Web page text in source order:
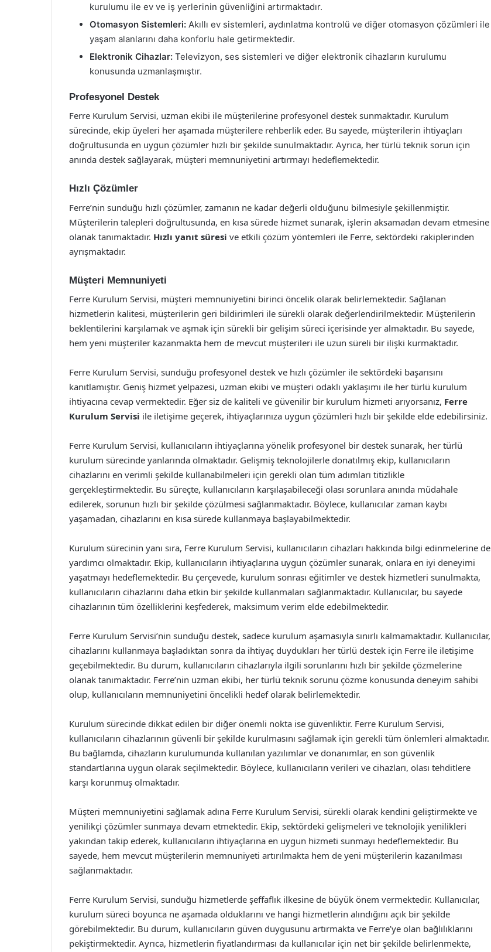
kurulumu ile ev ve iş yerlerinin güvenliğini artırmaktadır.
Otomasyon Sistemleri: Akıllı ev sistemleri, aydınlatma kontrolü ve diğer otomasyon çözümleri ile
yaşam alanlarını daha konforlu hale getirmektedir.
Elektronik Cihazlar: Televizyon, ses sistemleri ve diğer elektronik cihazların kurulumu
konusunda uzmanlaşmıştır.
Profesyonel Destek
Ferre Kurulum Servisi, uzman ekibi ile müşterilerine profesyonel destek sunmaktadır. Kurulum
sürecinde, ekip üyeleri her aşamada müşterilere rehberlik eder. Bu sayede, müşterilerin ihtiyaçları
doğrultusunda en uygun çözümler hızlı bir şekilde sunulmaktadır. Ayrıca, her türlü teknik sorun için
anında destek sağlayarak, müşteri memnuniyetini artırmayı hedeflemektedir.
Hızlı Çözümler
Ferre’nin sunduğu hızlı çözümler, zamanın ne kadar değerli olduğunu bilmesiyle şekillenmiştir.
Müşterilerin talepleri doğrultusunda, en kısa sürede hizmet sunarak, işlerin aksamadan devam etmesine
olanak tanımaktadır. Hızlı yanıt süresi ve etkili çözüm yöntemleri ile Ferre, sektördeki rakiplerinden
ayrışmaktadır.
Müşteri Memnuniyeti
Ferre Kurulum Servisi, müşteri memnuniyetini birinci öncelik olarak belirlemektedir. Sağlanan
hizmetlerin kalitesi, müşterilerin geri bildirimleri ile sürekli olarak değerlendirilmektedir. Müşterilerin
beklentilerini karşılamak ve aşmak için sürekli bir gelişim süreci içerisinde yer almaktadır. Bu sayede,
hem yeni müşteriler kazanmakta hem de mevcut müşterileri ile uzun süreli bir ilişki kurmaktadır.
Ferre Kurulum Servisi, sunduğu profesyonel destek ve hızlı çözümler ile sektördeki başarısını
kanıtlamıştır. Geniş hizmet yelpazesi, uzman ekibi ve müşteri odaklı yaklaşımı ile her türlü kurulum
ihtiyacına cevap vermektedir. Eğer siz de kaliteli ve güvenilir bir kurulum hizmeti arıyorsanız, Ferre
Kurulum Servisi ile iletişime geçerek, ihtiyaçlarınıza uygun çözümleri hızlı bir şekilde elde edebilirsiniz.
Ferre Kurulum Servisi, kullanıcıların ihtiyaçlarına yönelik profesyonel bir destek sunarak, her türlü
kurulum sürecinde yanlarında olmaktadır. Gelişmiş teknolojilerle donatılmış ekip, kullanıcıların
cihazlarını en verimli şekilde kullanabilmeleri için gerekli olan tüm adımları titizlikle
gerçekleştirmektedir. Bu süreçte, kullanıcıların karşılaşabileceği olası sorunlara anında müdahale
edilerek, sorunun hızlı bir şekilde çözülmesi sağlanmaktadır. Böylece, kullanıcılar zaman kaybı
yaşamadan, cihazlarını en kısa sürede kullanmaya başlayabilmektedir.
Kurulum sürecinin yanı sıra, Ferre Kurulum Servisi, kullanıcıların cihazları hakkında bilgi edinmelerine de
yardımcı olmaktadır. Ekip, kullanıcıların ihtiyaçlarına uygun çözümler sunarak, onlara en iyi deneyimi
yaşatmayı hedeflemektedir. Bu çerçevede, kurulum sonrası eğitimler ve destek hizmetleri sunulmakta,
kullanıcıların cihazlarını daha etkin bir şekilde kullanmaları sağlanmaktadır. Kullanıcılar, bu sayede
cihazlarının tüm özelliklerini keşfederek, maksimum verim elde edebilmektedir.
Ferre Kurulum Servisi’nin sunduğu destek, sadece kurulum aşamasıyla sınırlı kalmamaktadır. Kullanıcılar,
cihazlarını kullanmaya başladıktan sonra da ihtiyaç duydukları her türlü destek için Ferre ile iletişime
geçebilmektedir. Bu durum, kullanıcıların cihazlarıyla ilgili sorunlarını hızlı bir şekilde çözmelerine
olanak tanımaktadır. Ferre’nin uzman ekibi, her türlü teknik sorunu çözme konusunda deneyim sahibi
olup, kullanıcıların memnuniyetini öncelikli hedef olarak belirlemektedir.
Kurulum sürecinde dikkat edilen bir diğer önemli nokta ise güvenliktir. Ferre Kurulum Servisi,
kullanıcıların cihazlarının güvenli bir şekilde kurulmasını sağlamak için gerekli tüm önlemleri almaktadır.
Bu bağlamda, cihazların kurulumunda kullanılan yazılımlar ve donanımlar, en son güvenlik
standartlarına uygun olarak seçilmektedir. Böylece, kullanıcıların verileri ve cihazları, olası tehditlere
karşı korunmuş olmaktadır.
Müşteri memnuniyetini sağlamak adına Ferre Kurulum Servisi, sürekli olarak kendini geliştirmekte ve
yenilikçi çözümler sunmaya devam etmektedir. Ekip, sektördeki gelişmeleri ve teknolojik yenilikleri
yakından takip ederek, kullanıcıların ihtiyaçlarına en uygun hizmeti sunmayı hedeflemektedir. Bu
sayede, hem mevcut müşterilerin memnuniyeti artırılmakta hem de yeni müşterilerin kazanılması
sağlanmaktadır.
Ferre Kurulum Servisi, sunduğu hizmetlerde şeffaflık ilkesine de büyük önem vermektedir. Kullanıcılar,
kurulum süreci boyunca ne aşamada olduklarını ve hangi hizmetlerin alındığını açık bir şekilde
görebilmektedir. Bu durum, kullanıcıların güven duygusunu artırmakta ve Ferre’ye olan bağlılıklarını
pekiştirmektedir. Ayrıca, hizmetlerin fiyatlandırması da kullanıcılar için net bir şekilde belirlenmekte,